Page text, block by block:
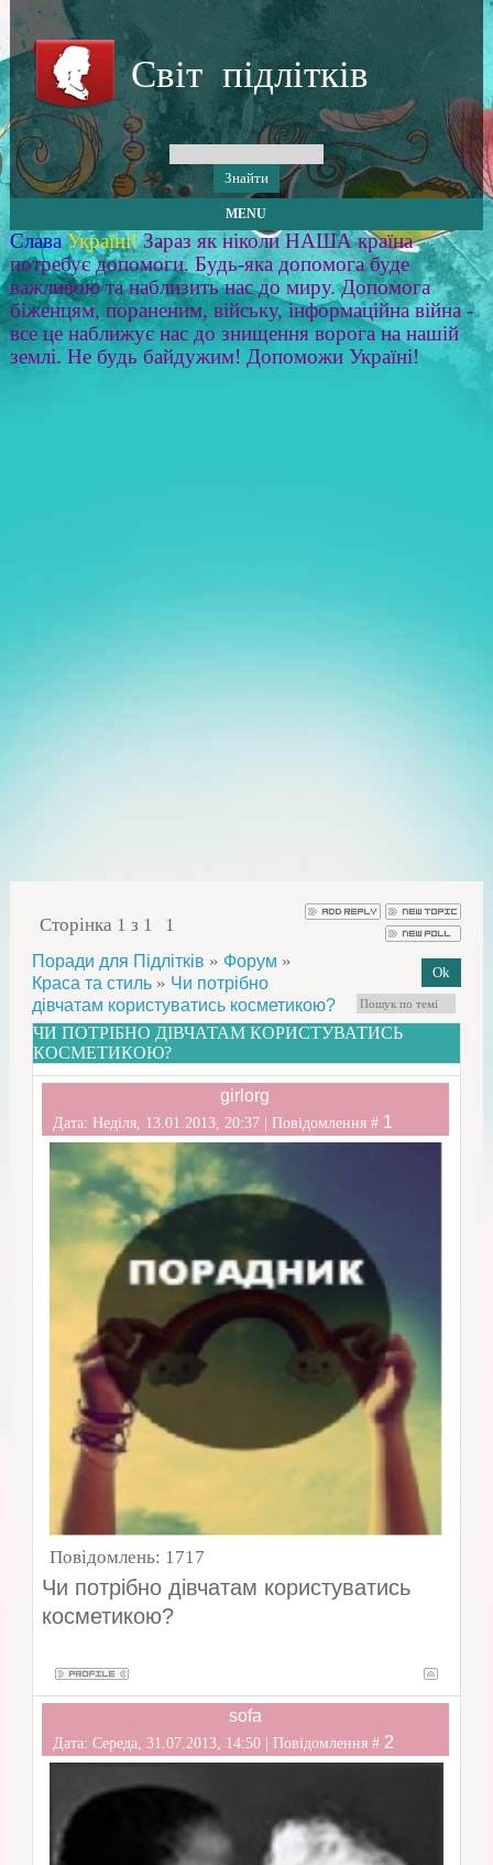
Світ підлітків
MENU
Слава Україні! Зараз як ніколи НАША країна
потребує допомоги. Будь-яка допомога буде
важливою та наблизить нас до миру. Допомога
біженцям, пораненим, війську, інформаційна війна -
все це наближує нас до знищення ворога на нашій
землі. Не будь байдужим! Допоможи Україні!
Сторінка 1 з 1 1
Поради для Підлітків » Форум »
Краса та стиль » Чи потрібно
дівчатам користуватись косметикою?
ЧИ ПОТРІБНО ДІВЧАТАМ КОРИСТУВАТИСЬ
КОСМЕТИКОЮ?
girlorg
Дата: Неділя, 13.01.2013, 20:37 | Повідомлення # 1
Повідомлень: 1717
Чи потрібно дівчатам користуватись
косметикою?
sofa
Дата: Середа, 31.07.2013, 14:50 | Повідомлення # 2